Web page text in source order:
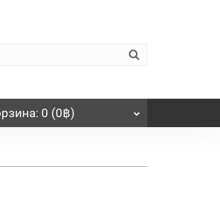
: 0 (0฿)